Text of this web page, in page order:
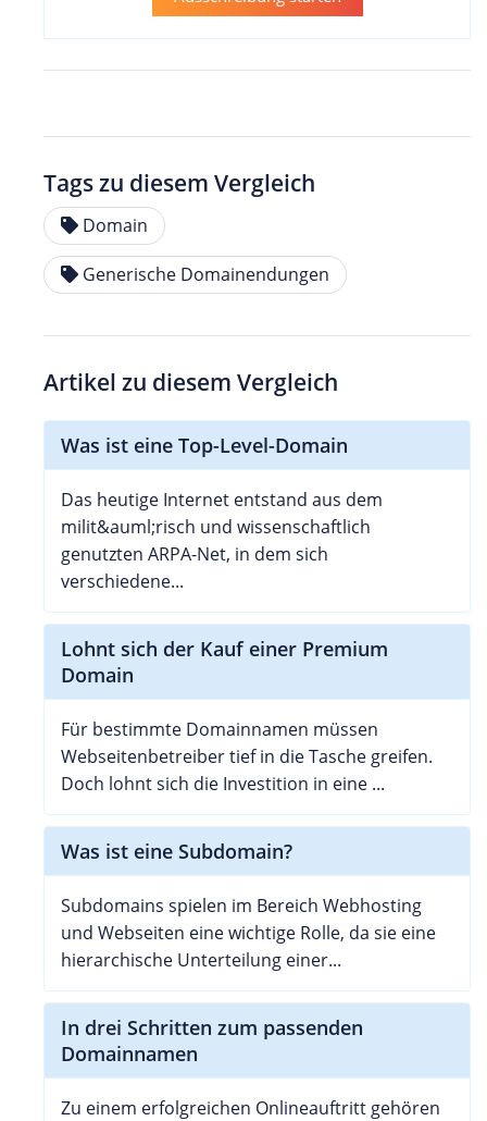
Tags zu diesem Vergleich
Domain
Generische Domainendungen
Artikel zu diesem Vergleich
Was ist eine Top-Level-Domain
Das heutige Internet entstand aus dem
milit&auml;risch und wissenschaftlich
genutzten ARPA-Net, in dem sich
verschiedene...
Lohnt sich der Kauf einer Premium
Domain
Für bestimmte Domainnamen müssen
Webseitenbetreiber tief in die Tasche greifen.
Doch lohnt sich die Investition in eine ...
Was ist eine Subdomain?
Subdomains spielen im Bereich Webhosting
und Webseiten eine wichtige Rolle, da sie eine
hierarchische Unterteilung einer...
In drei Schritten zum passenden
Domainnamen
Zu einem erfolgreichen Onlineauftritt gehören